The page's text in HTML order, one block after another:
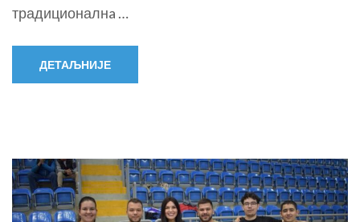
традиционалнa …
ДЕТАЉНИЈЕ